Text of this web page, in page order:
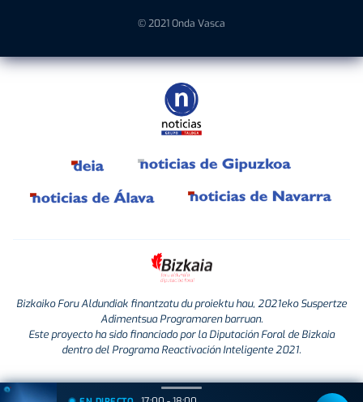
© 2021 Onda Vasca
Bizkaiko Foru Aldundiak finantzatu du proiektu hau, 2021eko Suspertze
Adimentsua Programaren barruan.
Este proyecto ha sido financiado por la Diputación Foral de Bizkaia
dentro del Programa Reactivación Inteligente 2021.